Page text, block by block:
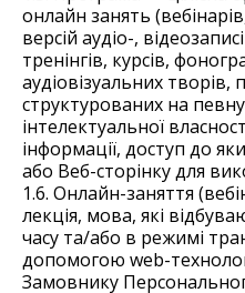
онлайн занять
версій аудіо-,
тренінгів, курсів,
аудіовізуальних
структурованих на
інтелектуальної
інформації, доступ до
або Веб-сторінку для
1.6. Онлайн-заняття
лекція, мова, які
часу та/або в режимі
допомогою web-
Замовнику